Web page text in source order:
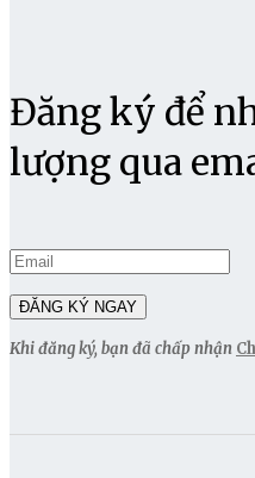
Đăng ký để
lượng qua
Khi đăng ký, bạn đã chấp nhận